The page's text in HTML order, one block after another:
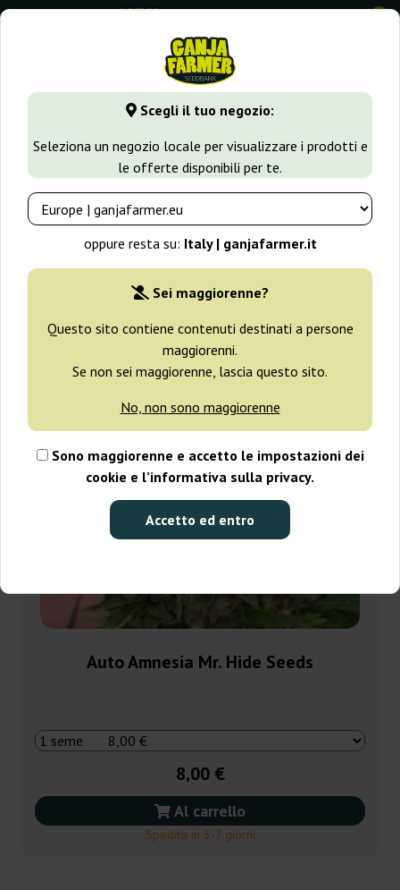
Scegli il tuo negozio:
Seleziona un negozio locale per visualizzare i prodotti e
le offerte disponibili per te.
oppure resta su: Italy | ganjafarmer.it
Sei maggiorenne?
Questo sito contiene contenuti destinati a persone
maggiorenni.
Se non sei maggiorenne, lascia questo sito.
No, non sono maggiorenne
Sono maggiorenne e accetto le impostazioni dei
cookie e l’informativa sulla privacy.
Accetto ed entro
0
GanjaFarmer.it Seedbank Mr. Hide Seeds
Semi Mr. Hide Seeds
Filtri Ordinamento
Auto Amnesia Mr. Hide Seeds
8,00 €
Al carrello
Spedito in 3-7 giorni